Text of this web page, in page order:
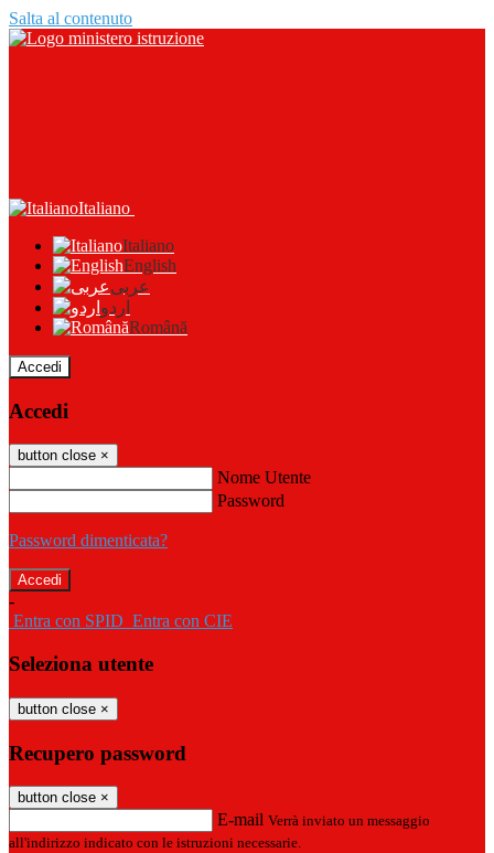
Salta al contenuto
Italiano
Italiano
English
عربى
اردو
Română
Accedi
Accedi
button close ×
Nome Utente
Password
Password dimenticata?
-
Entra con SPID Entra con CIE
Seleziona utente
button close ×
Recupero password
button close ×
E-mail Verrà inviato un messaggio
all'indirizzo indicato con le istruzioni necessarie.